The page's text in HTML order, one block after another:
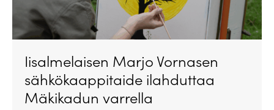
Iisalmelaisen Marjo Vornasen
sähkökaappitaide ilahduttaa
Mäkikadun varrella